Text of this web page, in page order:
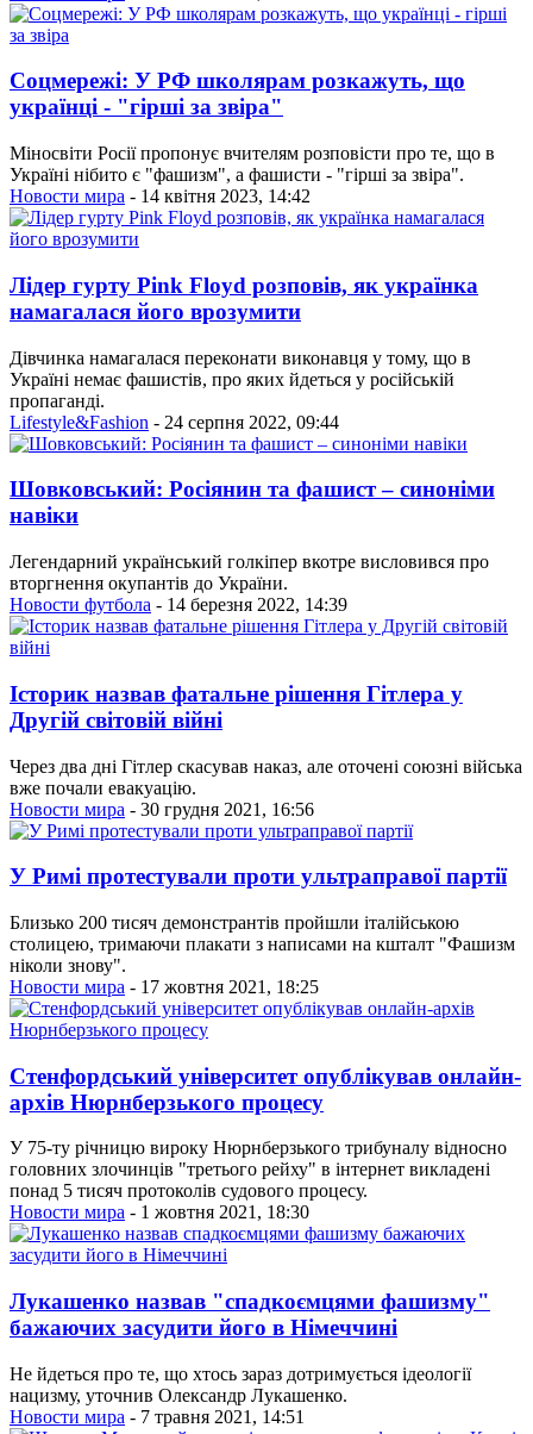
Соцмережі: У РФ школярам розкажуть, що
українці - "гірші за звіра"
Міносвіти Росії пропонує вчителям розповісти про те, що в
Україні нібито є "фашизм", а фашисти - "гірші за звіра".
Новости мира - 14 квітня 2023, 14:42
Лідер гурту Pink Floyd розповів, як українка
намагалася його врозумити
Дівчинка намагалася переконати виконавця у тому, що в
Україні немає фашистів, про яких йдеться у російській
пропаганді.
Lifestyle&Fashion - 24 серпня 2022, 09:44
Шовковський: Росіянин та фашист – синоніми
навіки
Легендарний український голкіпер вкотре висловився про
вторгнення окупантів до України.
Новости футбола - 14 березня 2022, 14:39
Історик назвав фатальне рішення Гітлера у
Другій світовій війні
Через два дні Гітлер скасував наказ, але оточені союзні війська
вже почали евакуацію.
Новости мира - 30 грудня 2021, 16:56
У Римі протестували проти ультраправої партії
Близько 200 тисяч демонстрантів пройшли італійською
столицею, тримаючи плакати з написами на кшталт "Фашизм
ніколи знову".
Новости мира - 17 жовтня 2021, 18:25
Стенфордський університет опублікував онлайн-
архів Нюрнберзького процесу
У 75-ту річницю вироку Нюрнберзького трибуналу відносно
головних злочинців "третього рейху" в інтернет викладені
понад 5 тисяч протоколів судового процесу.
Новости мира - 1 жовтня 2021, 18:30
Лукашенко назвав "спадкоємцями фашизму"
бажаючих засудити його в Німеччині
Не йдеться про те, що хтось зараз дотримується ідеології
нацизму, уточнив Олександр Лукашенко.
Новости мира - 7 травня 2021, 14:51